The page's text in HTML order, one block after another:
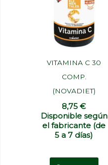
VITAMINA C 30
COMP.
(NOVADIET)
8,75€
Disponible según
el fabricante (de
5 a 7 días)